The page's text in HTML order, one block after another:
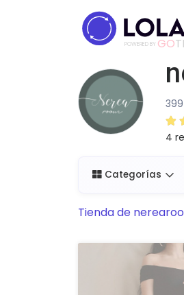
POWERED BY GO
4
Categorías
Tienda de